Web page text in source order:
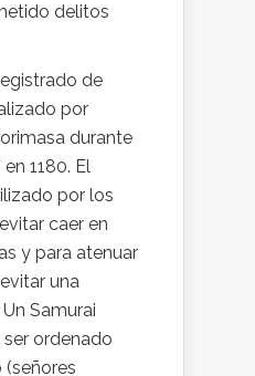
delitos
de
por
durante
1180. El
por los
caer en
y para atenuar
una
Samurai
ordenado